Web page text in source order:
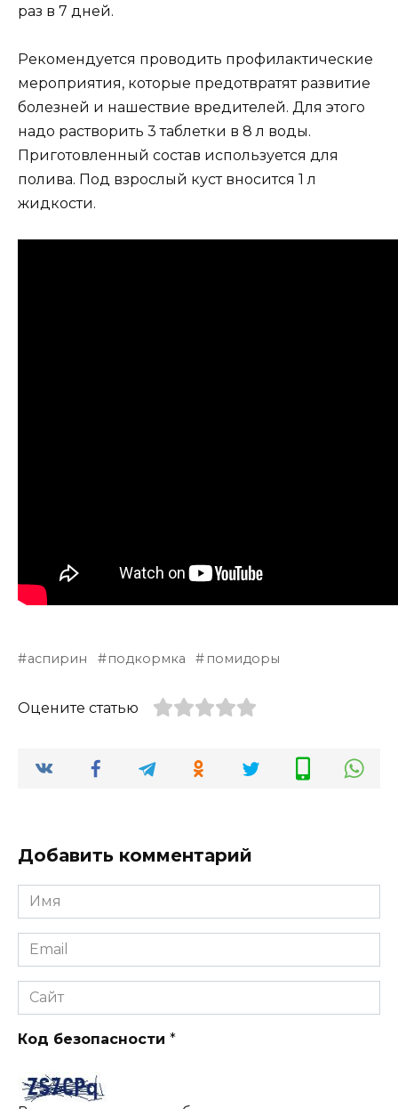
раз в 7 дней.
Рекомендуется проводить профилактические
мероприятия, которые предотвратят развитие
болезней и нашествие вредителей. Для этого
надо растворить 3 таблетки в 8 л воды.
Приготовленный состав используется для
полива. Под взрослый куст вносится 1 л
жидкости.
аспирин подкормка помидоры
Оцените статью
Добавить комментарий
Имя
*
Email
*
Сайт
Код безопасности *